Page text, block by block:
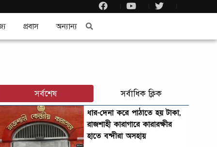
প্রবাস অন্যান্য
সর্বশেষ সর্বাধিক ক্লিক
ধার-দেনা করে পাঠাতে হয় টাকা,
রাজশাহী কারাগারে কারারক্ষীর
হাতে বন্দীরা অসহায়